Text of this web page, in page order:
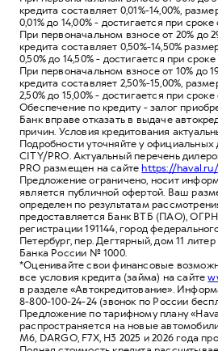
кредита составляет 0,01%-14,00%,
0,01% до 14,00% - достигается при
При первоначальном взносе от 20% до
кредита составляет 0,50%-14,50%
0,50% до 14,50% - достигается при
При первоначальном взносе от 10% до
кредита составляет 2,50%-15,00%,
2,50% до 15,00% - достигается при
Обеспечение по кредиту - залог
Банк вправе отказать в выдаче
причин. Условия кредитования
Подробности уточняйте у официальных
CITY/PRO. Актуальный перечень
PRO размещен на сайтеhttps://
Предложение ограничено, носит
является публичной офертой. Ваш
определен по результатам
предоставляется Банк ВТБ (ПАО), ОГРН:
регистрации 191144, город
Петербург, пер. Дегтярный, дом 11
Банка России № 1000.
*Оценивайте свои финансовые
все условия кредита (займа) на сайте
в разделе «Автокредитование».
8-800-100-24-24 (звонок по России
Предложение по тарифному плану
распространяется на новые
M6, DARGO, F7X, Н3 2025 и 2026 года